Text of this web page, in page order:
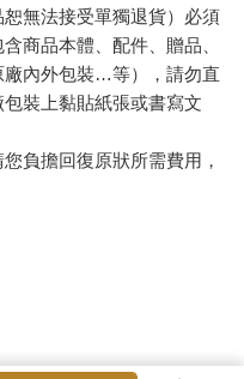
無法接受單獨退貨）必須
商品本體、配件、贈品、
廠內外包裝…等），請勿直
裝上黏貼紙張或書寫文
負擔回復原狀所需費用，